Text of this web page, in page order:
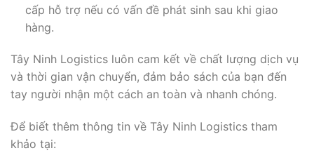
cấp hỗ trợ nếu có vấn đề phát sinh sau khi giao
hàng.
Tây Ninh Logistics luôn cam kết về chất lượng dịch vụ
và thời gian vận chuyển, đảm bảo sách của bạn đến
tay người nhận một cách an toàn và nhanh chóng.
Để biết thêm thông tin về Tây Ninh Logistics tham
khảo tại: